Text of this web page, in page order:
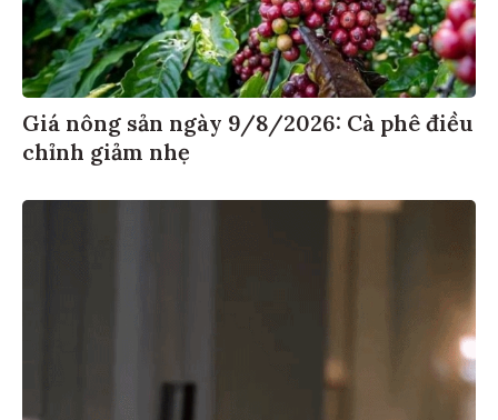
Giá nông sản ngày 9/8/2026: Cà phê điều
chỉnh giảm nhẹ